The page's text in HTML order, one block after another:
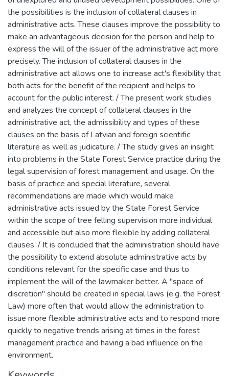
the possibilities is the inclusion of collateral clauses in
administrative acts. These clauses improve the possibility to
make an advantageous decision for the person and help to
express the will of the issuer of the administrative act more
precisely. The inclusion of collateral clauses in the
administrative act allows one to increase act's flexibility that
both acts for the benefit of the recipient and helps to
account for the public interest. / The present work studies
and analyzes the concept of collateral clauses in the
administrative act, the admissibility and types of these
clauses on the basis of Latvian and foreign scientific
literature as well as judicature. / The study gives an insight
into problems in the State Forest Service practice during the
legal supervision of forest management and usage. On the
basis of practice and special literature, several
recommendations are made which would make
administrative acts issued by the State Forest Service
within the scope of tree felling supervision more individual
and accessible but also more flexible by adding collateral
clauses. / It is concluded that the administration should have
the possibility to extend absolute administrative acts by
conditions relevant for the specific case and thus to
implement the will of the lawmaker better. A "space of
discretion" should be created in special laws (e.g. the Forest
Law) more often that would allow the administration to
issue more flexible administrative acts and to respond more
quickly to negative trends arising at times in the forest
management practice and having a bad influence on the
environment.